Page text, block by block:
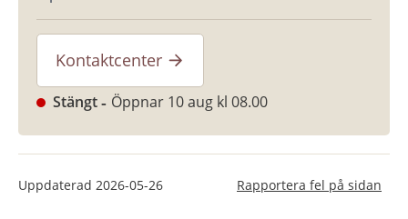
Kontaktcenter
Stängt Öppnar 10 aug kl 08.00
Uppdaterad 2026-05-26 Rapportera fel på sidan